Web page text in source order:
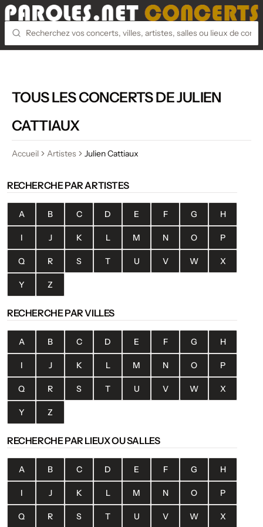
TOUS LES CONCERTS DE JULIEN
CATTIAUX
Accueil Artistes Julien Cattiaux
RECHERCHE PAR ARTISTES
A B C D E F G H
I J K L M N O P
Q R S T U V W X
Y Z
RECHERCHE PAR VILLES
A B C D E F G H
I J K L M N O P
Q R S T U V W X
Y Z
RECHERCHE PAR LIEUX OU SALLES
A B C D E F G H
I J K L M N O P
Q R S T U V W X